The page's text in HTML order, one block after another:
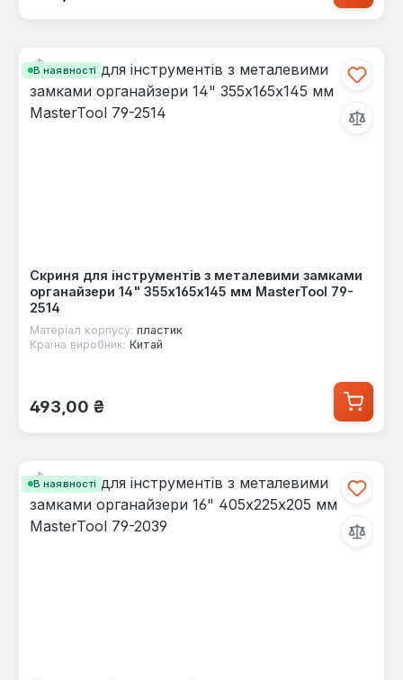
В наявності
Скриня для інструментів з металевими замками
органайзери 14" 355х165х145 мм MasterTool 79-
2514
Матеріал корпусу: пластик
Країна виробник: Китай
Звичайна ціна:
493,00 ₴
В наявності